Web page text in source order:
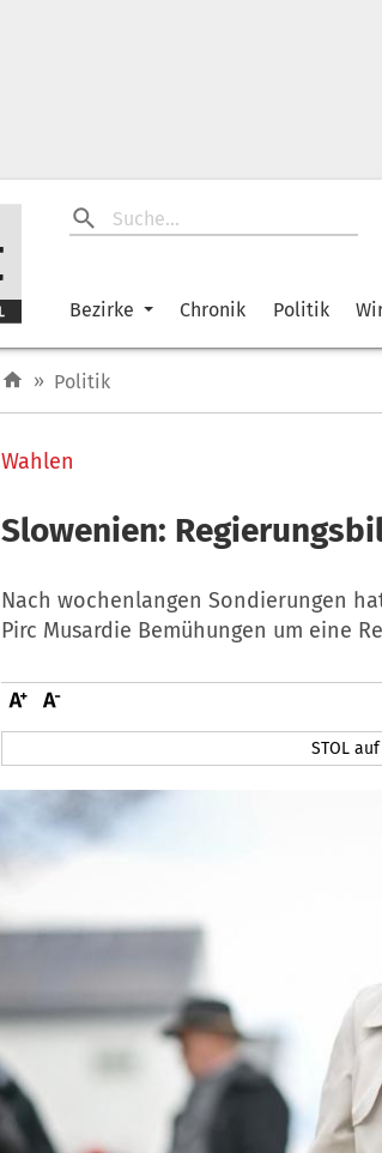
Bezirke Chronik Politik
» Politik
Wahlen
Slowenien:
Nach wochenlangen Sondierungen
Pirc Musardie Bemühungen um eine
STOL